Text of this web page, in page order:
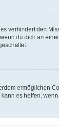
verhindert den
du dich an
ermöglichen
es helfen,